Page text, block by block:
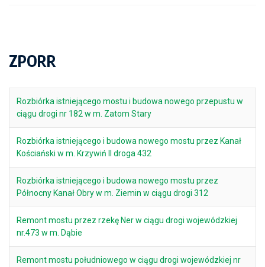
ZPORR
Rozbiórka istniejącego mostu i budowa nowego przepustu w
ciągu drogi nr 182 w m. Zatom Stary
Rozbiórka istniejącego i budowa nowego mostu przez Kanał
Kościański w m. Krzywiń II droga 432
Rozbiórka istniejącego i budowa nowego mostu przez
Północny Kanał Obry w m. Ziemin w ciągu drogi 312
Remont mostu przez rzekę Ner w ciągu drogi wojewódzkiej
nr.473 w m. Dąbie
Remont mostu południowego w ciągu drogi wojewódzkiej nr